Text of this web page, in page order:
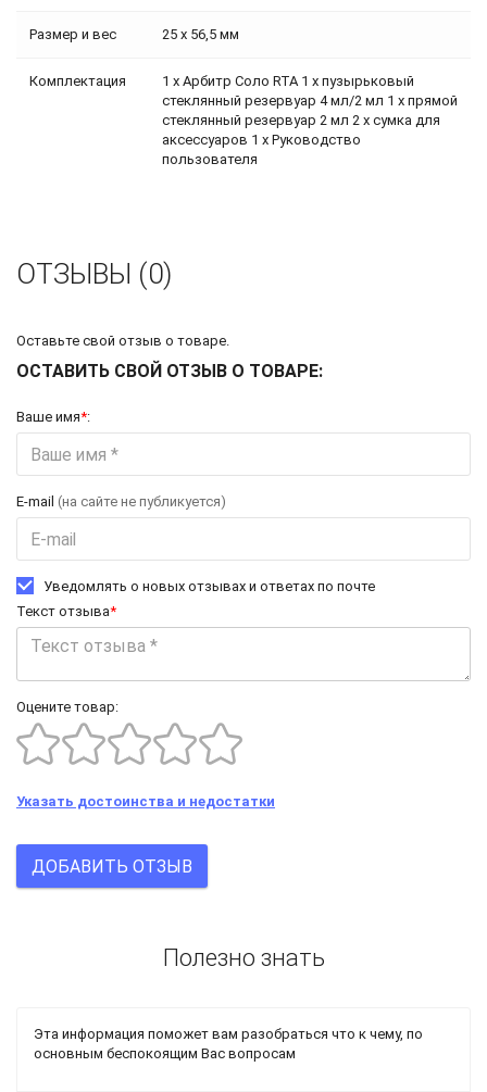
Размер и вес 25 х 56,5 мм
Комплектация
1 х Арбитр Соло RTA 1 х пузырьковый
стеклянный резервуар 4 мл/2 мл 1 х прямой
стеклянный резервуар 2 мл 2 х сумка для
аксессуаров 1 х Руководство
пользователя
ОТЗЫВЫ (0)
Оставьте свой отзыв о товаре.
ОСТАВИТЬ СВОЙ ОТЗЫВ О ТОВАРЕ:
Ваше имя*:
E-mail (на сайте не публикуется)
Уведомлять о новых отзывах и ответах по почте
Текст отзыва*
Оцените товар:
Указать достоинства и недостатки
ДОБАВИТЬ ОТЗЫВ
Полезно знать
Эта информация поможет вам разобраться что к чему, по
основным беспокоящим Вас вопросам